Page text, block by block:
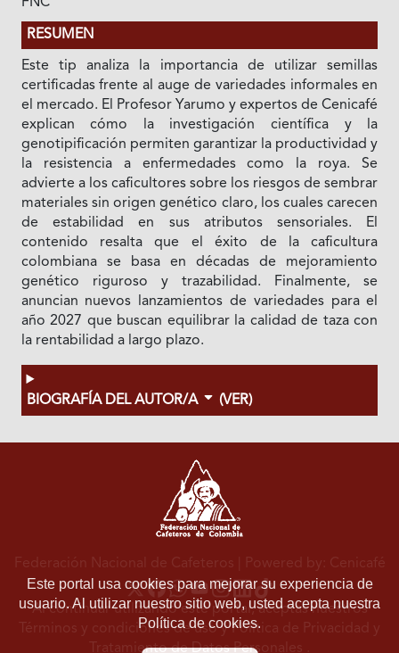
RESUMEN
Este tip analiza la importancia de utilizar semillas
certificadas frente al auge de variedades informales en
el mercado. El Profesor Yarumo y expertos de Cenicafé
explican cómo la investigación científica y la
genotipificación permiten garantizar la productividad y
la resistencia a enfermedades como la roya. Se
advierte a los caficultores sobre los riesgos de sembrar
materiales sin origen genético claro, los cuales carecen
de estabilidad en sus atributos sensoriales. El
contenido resalta que el éxito de la caficultura
colombiana se basa en décadas de mejoramiento
genético riguroso y trazabilidad. Finalmente, se
anuncian nuevos lanzamientos de variedades para el
año 2027 que buscan equilibrar la calidad de taza con
la rentabilidad a largo plazo.
BIOGRAFÍA DEL AUTOR/A (VER)
Este portal usa cookies para mejorar su experiencia de
usuario. Al utilizar nuestro sitio web, usted acepta nuestra
Política de cookies.
Federación Nacional de Cafeteros | Powered by: Cenicafé
Al continuar utilizando este portal, aceptas nuestros
Términos y condiciones de usoyPolítica de Privacidad y
Tratamiento de Datos Personales